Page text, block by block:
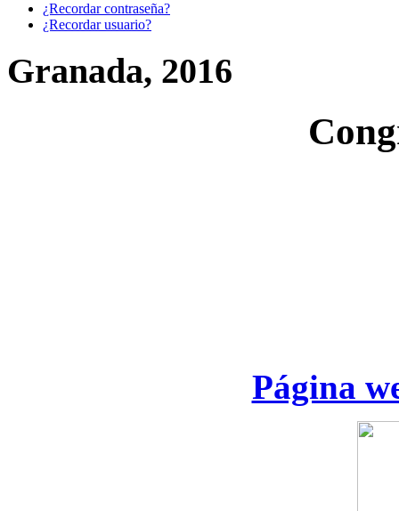
¿Recordar contraseña?
¿Recordar usuario?
Granada, 2016
Página